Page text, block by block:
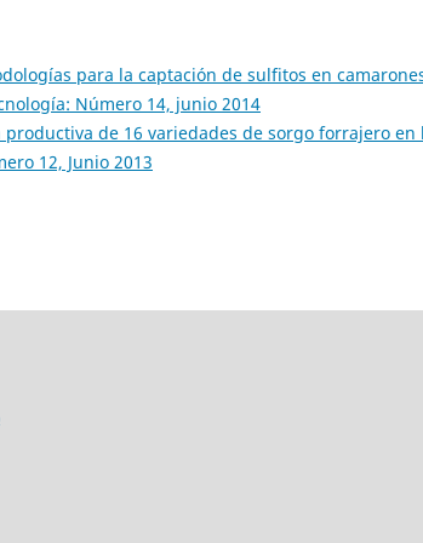
para la captación de sulfitos en
Número 14, junio 2014
productiva de 16 variedades de sorgo forrajero en
12, Junio 2013